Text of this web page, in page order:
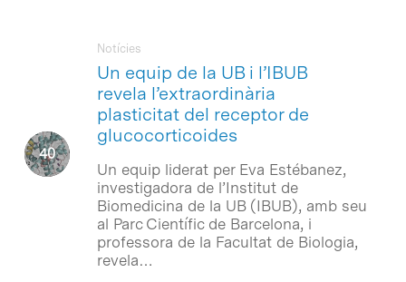
Un equip de la UB i l’IBUB
revela l’extraordinària
plasticitat del receptor de
glucocorticoides
Notícies
Un equip liderat per Eva Estébanez,
investigadora de l’Institut de
Biomedicina de la UB (IBUB), amb seu
al Parc Científic de Barcelona, i
professora de la Facultat de Biologia,
revela…